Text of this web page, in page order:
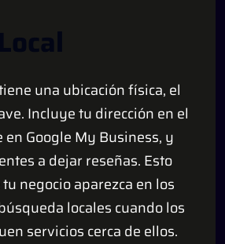
una ubicación física, el
Incluye tu dirección en el
Google My Business, y
a dejar reseñas. Esto
negocio aparezca en los
locales cuando los
servicios cerca de ellos.